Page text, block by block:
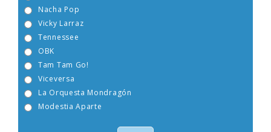
Nacha Pop
Vicky Larraz
La Orquesta Mondragón
Modestia Aparte